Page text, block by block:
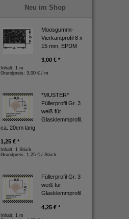
Durchführungstülle
3,55 € *
Neu im Shop
Moosgummi-
Vierkantprofil 8 x
15 mm, EPDM
3,00 € *
Inhalt: 1 m
Grundpreis: 3,00 € / m
*MUSTER*
Füllerprofil Gr. 3
weiß für
Glasklemmprofil,
ca. 20cm lang
1,25 € *
Inhalt: 1 Stück
Grundpreis: 1,25 € / Stück
Füllerprofil Gr. 3
weiß für
Glasklemmprofil
4,25 € *
Inhalt: 1 m